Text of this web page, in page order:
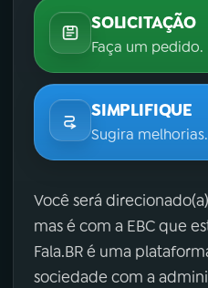
SOLICITAÇÃO
Faça um pedido.
SIMPLIFIQUE
Sugira melhorias.
Você será
mas é com a EBC que
Fala.BR é uma
sociedade com a